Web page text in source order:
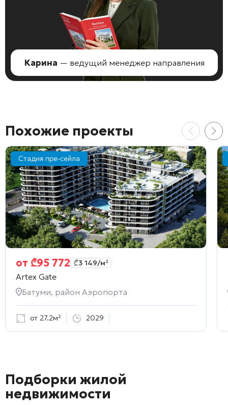
Карина — ведущий менеджер направления
Похожие проекты
Стадия пре-сейла
от ₾95 772 ₾3 149/м²
Artex Gate
Батуми, район Аэропорта
от 27.2м² 2029
Подборки жилой
недвижимости